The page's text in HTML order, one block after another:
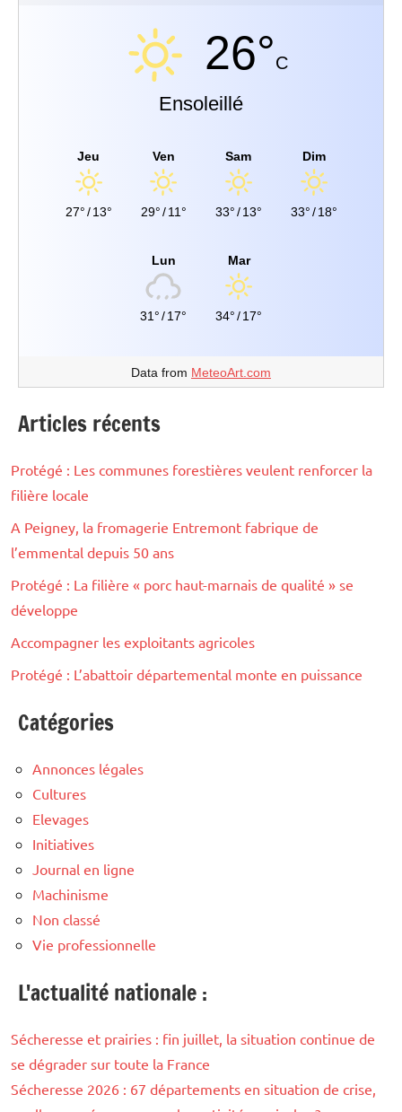
26°C
Ensoleillé
Jeu
27°/ 13°
Ven
29°/ 11°
Sam
33°/ 13°
Dim
33°/ 18°
Lun
31°/17°
Mar
34°/17°
Data from MeteoArt.com
Articles récents
Protégé : Les communes forestières veulent renforcer la
filière locale
A Peigney, la fromagerie Entremont fabrique de
l’emmental depuis 50 ans
Protégé : La filière « porc haut-marnais de qualité » se
développe
Accompagner les exploitants agricoles
Protégé : L’abattoir départemental monte en puissance
Catégories
Annonces légales
Cultures
Elevages
Initiatives
Journal en ligne
Machinisme
Non classé
Vie professionnelle
L'actualité nationale :
Sécheresse et prairies : fin juillet, la situation continue de
se dégrader sur toute la France
Sécheresse 2026 : 67 départements en situation de crise,